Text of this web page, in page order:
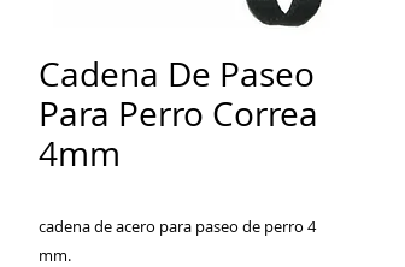
Cadena De Paseo
Para Perro Correa
4mm
cadena de acero para paseo de perro 4
mm.